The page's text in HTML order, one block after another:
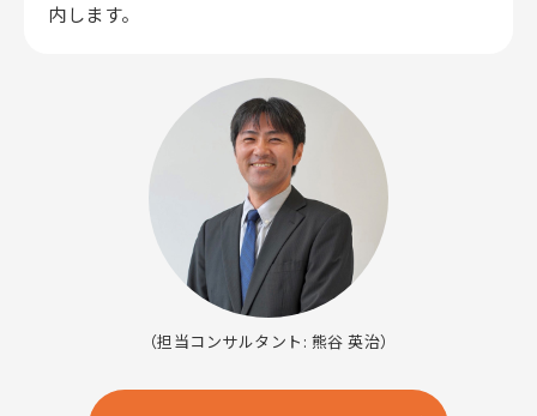
内します。
（担当コンサルタント: 熊谷 英治）